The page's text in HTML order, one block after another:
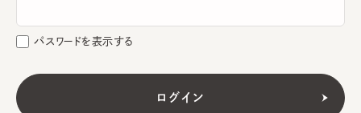
パスワードを表示する